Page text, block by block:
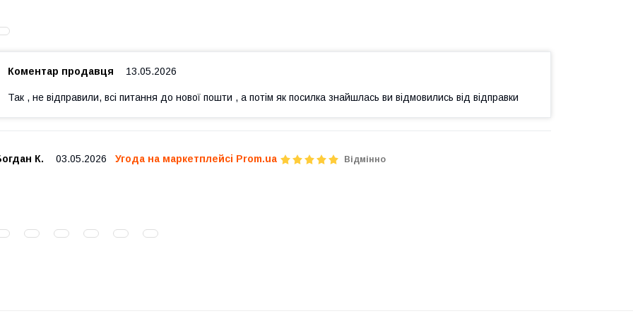
Коментар продавця 13.05.2026
Так , не відправили, всі питання до нової пошти , а потім як посилка знайшлась ви відмовились від відправки
К. 03.05.2026 Угода на маркетплейсі Prom.ua Відмінно